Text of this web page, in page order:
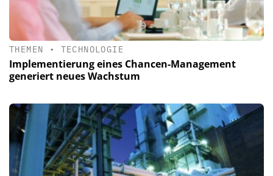
THEMEN • TECHNOLOGIE
Implementierung eines Chancen-Management
generiert neues Wachstum